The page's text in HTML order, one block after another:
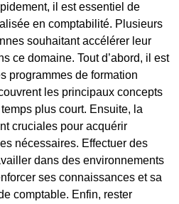
il est essentiel de
en comptabilité. Plusieurs
souhaitant accélérer leur
ce domaine. Tout d’abord, il est
programmes de formation
les principaux concepts
plus court. Ensuite, la
cruciales pour acquérir
nécessaires. Effectuer des
dans des environnements
ses connaissances et sa
comptable. Enfin, rester